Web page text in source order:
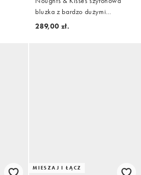
bluzka z bardzo dużymi
falbanami, wiązaniem z przodu i
289,00 zł.
MIESZAJ I ŁĄCZ